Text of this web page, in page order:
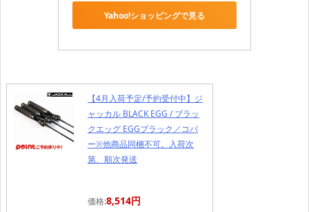
Yahoo!ショッピングで見る
【4月入荷予定/予約受付中】ジ
ャッカル BLACK EGG / ブラッ
クエッグ EGGブラック／コパ
ー※他商品同梱不可。入荷次
第、順次発送
価格:8,514円